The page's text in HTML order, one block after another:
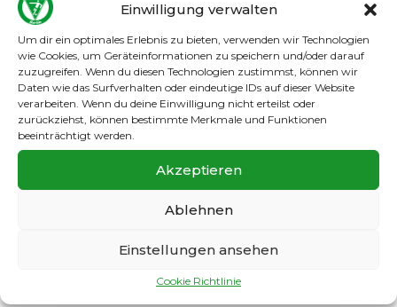
Einwilligung verwalten
Um dir ein optimales Erlebnis zu bieten, verwenden wir Technologien
wie Cookies, um Geräteinformationen zu speichern und/oder darauf
zuzugreifen. Wenn du diesen Technologien zustimmst, können wir
Daten wie das Surfverhalten oder eindeutige IDs auf dieser Website
verarbeiten. Wenn du deine Einwilligung nicht erteilst oder
zurückziehst, können bestimmte Merkmale und Funktionen
beeinträchtigt werden.
Akzeptieren
Ablehnen
Einstellungen ansehen
Cookie Richtlinie
1.Männer
2.D-Jugend
2.E-Jugend
3.Männer
4.F-Jugend
Allgemein
MiniMinis
Nicht nur unmittelbar Beteiligte haben sich
für das Thema interessiert. Auch Spreekick
TV hat sich der Angelegenheit
angenommen und in einem sehr
ausführlichen Video-Beitrag hierzu Stellung
genommen. Fußballexperte Michael Wolf
(Wolf´s Revier) sieht die Sache genau...
Weiterlesen